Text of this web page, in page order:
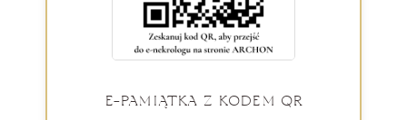
E-PAMIĄTKA Z KODEM QR